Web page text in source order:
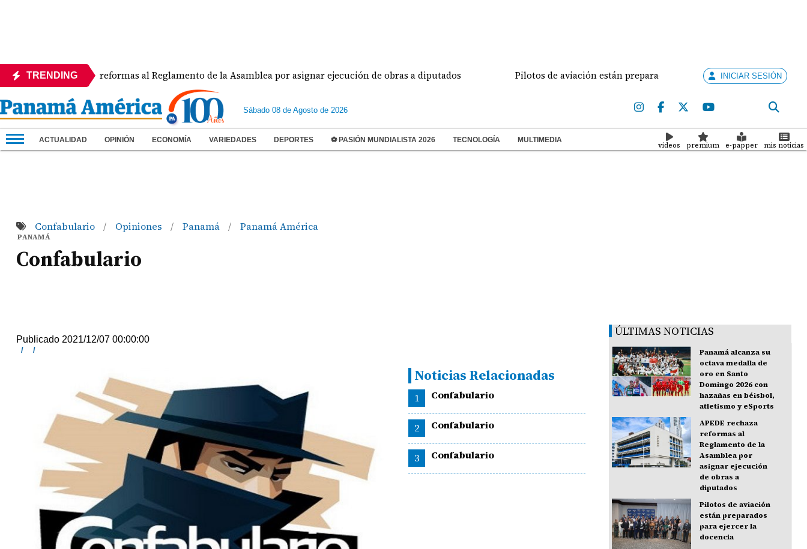
TRENDING
APEDE rechaza reformas al Reglamento de la Asamblea por asignar ejecución de obras a diputados Pilotos de aviación están preparados para ejercer la docencia
INICIAR SESIÓN
Sábado 08 de Agosto de 2026
ACTUALIDAD OPINIÓN ECONOMÍA VARIEDADES DEPORTES ⚽ PASIÓN MUNDIALISTA 2026 TECNOLOGÍA MULTIMEDIA
videos premium e-papper mis noticias
Confabulario / Opiniones / Panamá / Panamá América
PANAMÁ
Confabulario
Publicado 2021/12/07 00:00:00
/ /
Noticias Relacionadas
1 Confabulario
2 Confabulario
3 Confabulario
ÚLTIMAS NOTICIAS
Panamá alcanza su
octava medalla de
oro en Santo
Domingo 2026 con
hazañas en béisbol,
atletismo y eSports
APEDE rechaza
reformas al
Reglamento de la
Asamblea por
asignar ejecución
de obras a
diputados
Pilotos de aviación
están preparados
para ejercer la
docencia